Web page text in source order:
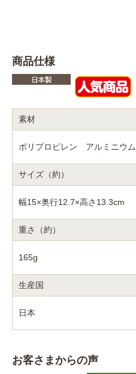
商品仕様
素材
ポリプロピレン アルミニウム
サイズ（約）
幅15×奥行12.7×高さ13.3cm
重さ（約）
165g
生産国
日本
お客さまからの声